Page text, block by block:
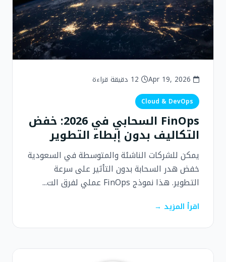
Cloud & DevOps
FinOps السحابي في 2026: خفض
التكاليف بدون إبطاء التطوير
يمكن للشركات الناشئة والمتوسطة في السعودية
خفض هدر السحابة بدون التأثير على سرعة
التطوير. هذا نموذج FinOps عملي لفرق الت...
اقرأ المزيد →